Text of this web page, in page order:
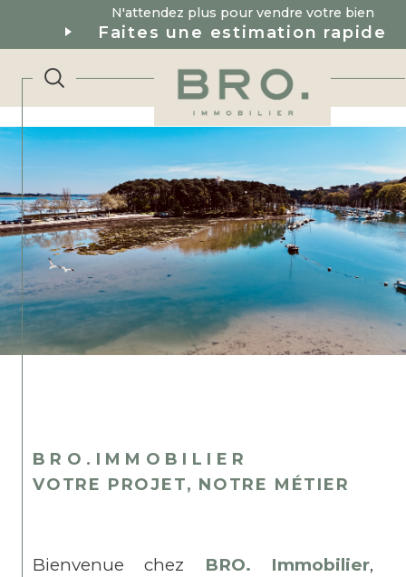
N'attendez plus pour vendre votre bien
Faites une estimation rapide
BRO.IMMOBILIER
VOTRE PROJET, NOTRE MÉTIER
Bienvenue chez BRO. Immobilier,